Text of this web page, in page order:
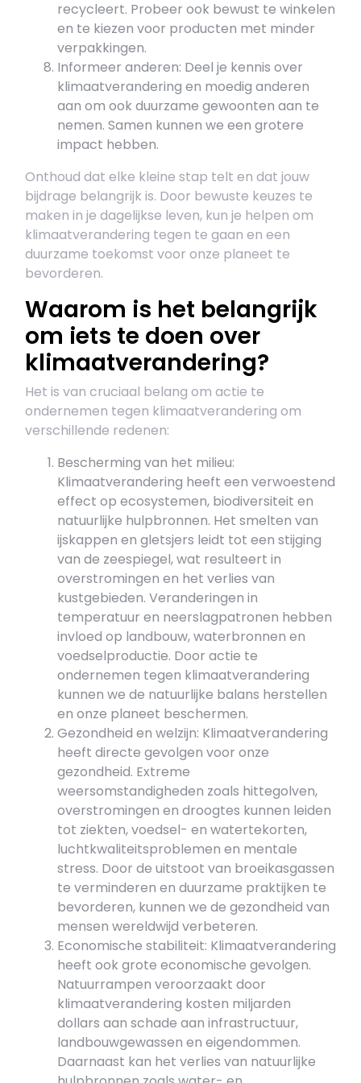
recycleert. Probeer ook bewust te winkelen
en te kiezen voor producten met minder
verpakkingen.
Informeer anderen: Deel je kennis over
klimaatverandering en moedig anderen
aan om ook duurzame gewoonten aan te
nemen. Samen kunnen we een grotere
impact hebben.
Onthoud dat elke kleine stap telt en dat jouw
bijdrage belangrijk is. Door bewuste keuzes te
maken in je dagelijkse leven, kun je helpen om
klimaatverandering tegen te gaan en een
duurzame toekomst voor onze planeet te
bevorderen.
Waarom is het belangrijk
om iets te doen over
klimaatverandering?
Het is van cruciaal belang om actie te
ondernemen tegen klimaatverandering om
verschillende redenen:
Bescherming van het milieu:
Klimaatverandering heeft een verwoestend
effect op ecosystemen, biodiversiteit en
natuurlijke hulpbronnen. Het smelten van
ijskappen en gletsjers leidt tot een stijging
van de zeespiegel, wat resulteert in
overstromingen en het verlies van
kustgebieden. Veranderingen in
temperatuur en neerslagpatronen hebben
invloed op landbouw, waterbronnen en
voedselproductie. Door actie te
ondernemen tegen klimaatverandering
kunnen we de natuurlijke balans herstellen
en onze planeet beschermen.
Gezondheid en welzijn: Klimaatverandering
heeft directe gevolgen voor onze
gezondheid. Extreme
weersomstandigheden zoals hittegolven,
overstromingen en droogtes kunnen leiden
tot ziekten, voedsel- en watertekorten,
luchtkwaliteitsproblemen en mentale
stress. Door de uitstoot van broeikasgassen
te verminderen en duurzame praktijken te
bevorderen, kunnen we de gezondheid van
mensen wereldwijd verbeteren.
Economische stabiliteit: Klimaatverandering
heeft ook grote economische gevolgen.
Natuurrampen veroorzaakt door
klimaatverandering kosten miljarden
dollars aan schade aan infrastructuur,
landbouwgewassen en eigendommen.
Daarnaast kan het verlies van natuurlijke